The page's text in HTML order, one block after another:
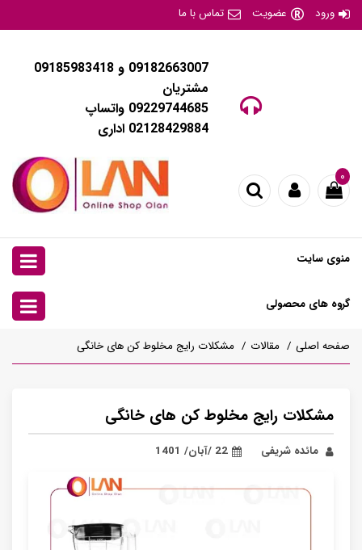
ورود عضویت تماس با ما
09182663007 و 09185983418
مشتریان
09229744685 واتساپ
02128429884 اداری
۰
منوی سایت
گروه های محصولی
صفحه اصلی مقالات مشکلات رایج مخلوط کن های خانگی
مشکلات رایج مخلوط کن های خانگی
مائده شریفی 22 /آبان/ 1401